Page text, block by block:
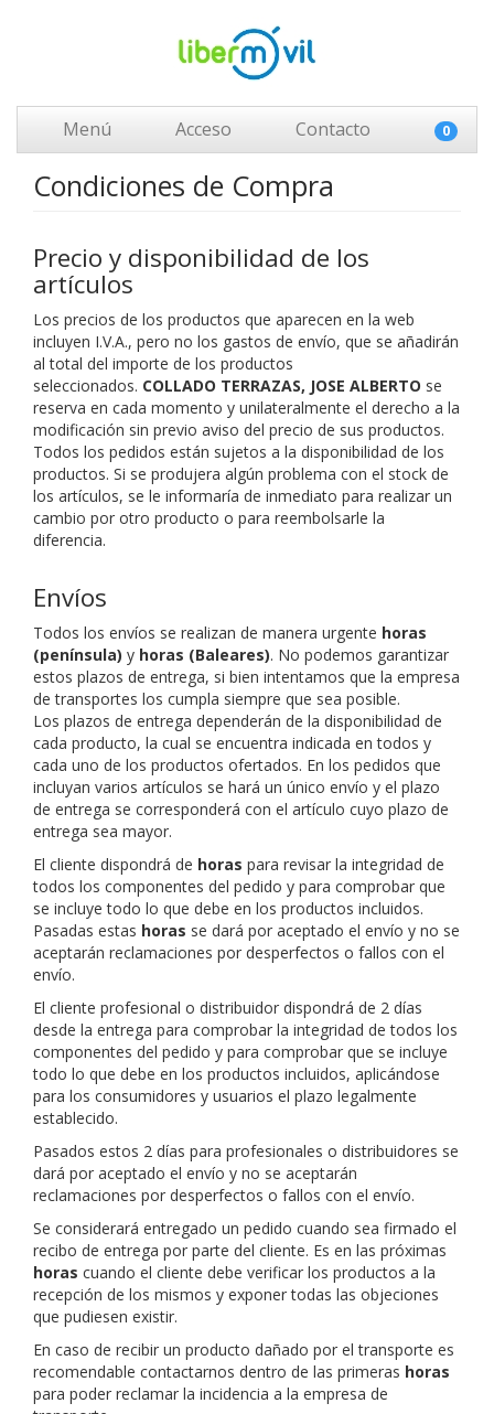
Menú Acceso Contacto 0
Condiciones de Compra
Precio y disponibilidad de los
artículos
Los precios de los productos que aparecen en la web
incluyen I.V.A., pero no los gastos de envío, que se añadirán
al total del importe de los productos
seleccionados. COLLADO TERRAZAS, JOSE ALBERTO se
reserva en cada momento y unilateralmente el derecho a la
modificación sin previo aviso del precio de sus productos.
Todos los pedidos están sujetos a la disponibilidad de los
productos. Si se produjera algún problema con el stock de
los artículos, se le informaría de inmediato para realizar un
cambio por otro producto o para reembolsarle la
diferencia.
Envíos
Todos los envíos se realizan de manera urgente horas
(península) y horas (Baleares). No podemos garantizar
estos plazos de entrega, si bien intentamos que la empresa
de transportes los cumpla siempre que sea posible.
Los plazos de entrega dependerán de la disponibilidad de
cada producto, la cual se encuentra indicada en todos y
cada uno de los productos ofertados. En los pedidos que
incluyan varios artículos se hará un único envío y el plazo
de entrega se corresponderá con el artículo cuyo plazo de
entrega sea mayor.
El cliente dispondrá de horas para revisar la integridad de
todos los componentes del pedido y para comprobar que
se incluye todo lo que debe en los productos incluidos.
Pasadas estas horas se dará por aceptado el envío y no se
aceptarán reclamaciones por desperfectos o fallos con el
envío.
El cliente profesional o distribuidor dispondrá de 2 días
desde la entrega para comprobar la integridad de todos los
componentes del pedido y para comprobar que se incluye
todo lo que debe en los productos incluidos, aplicándose
para los consumidores y usuarios el plazo legalmente
establecido.
Pasados estos 2 días para profesionales o distribuidores se
dará por aceptado el envío y no se aceptarán
reclamaciones por desperfectos o fallos con el envío.
Se considerará entregado un pedido cuando sea firmado el
recibo de entrega por parte del cliente. Es en las próximas
horas cuando el cliente debe verificar los productos a la
recepción de los mismos y exponer todas las objeciones
que pudiesen existir.
En caso de recibir un producto dañado por el transporte es
recomendable contactarnos dentro de las primeras horas
para poder reclamar la incidencia a la empresa de